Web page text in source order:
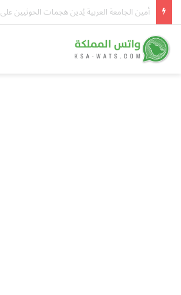
تاسي.. لماذا لم يواكب صعود الأسواق العالمية؟